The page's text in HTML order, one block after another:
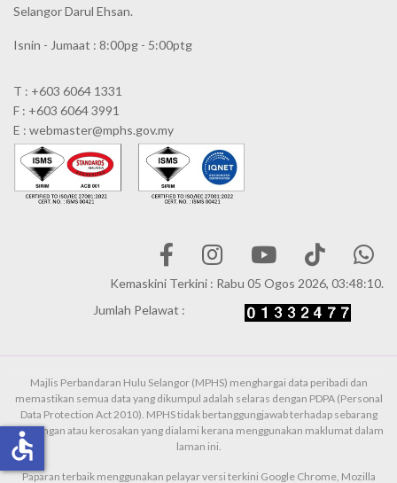
Selangor Darul Ehsan.
Isnin - Jumaat : 8:00pg - 5:00ptg
T : +603 6064 1331
F : +603 6064 3991
E : webmaster@mphs.gov.my
Kemaskini Terkini : Rabu 05 Ogos 2026, 03:48:10.
Jumlah Pelawat :
Majlis Perbandaran Hulu Selangor (MPHS) menghargai data peribadi dan
memastikan semua data yang dikumpul adalah selaras dengan PDPA (Personal
Data Protection Act 2010). MPHS tidak bertanggungjawab terhadap sebarang
kehilangan atau kerosakan yang dialami kerana menggunakan maklumat dalam
laman ini.
Paparan terbaik menggunakan pelayar versi terkini Google Chrome, Mozilla
accessible